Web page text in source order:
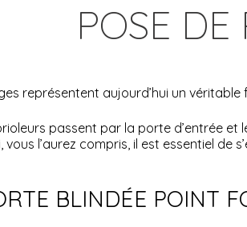
POSE
représentent aujourd’hui un
passent par la porte d’entrée
vous l’aurez compris, il est essentiel de
BLINDÉE POINT